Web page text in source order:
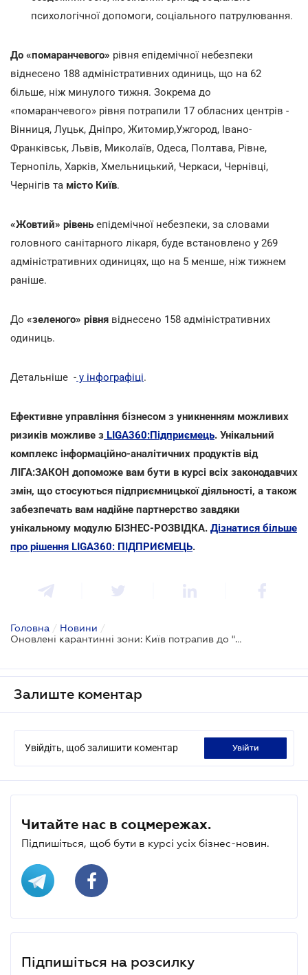
психологічної допомоги, соціального патрулювання.
До «помаранчевого» рівня епідемічної небезпеки
віднесено 188 адміністративних одиниць, що на 62
більше, ніж минулого тижня. Зокрема до
«помаранчевого» рівня потрапили 17 обласних центрів -
Вінниця, Луцьк, Дніпро, Житомир,Ужгород, Івано-
Франківськ, Львів, Миколаїв, Одеса, Полтава, Рівне,
Тернопіль, Харків, Хмельницький, Черкаси, Чернівці,
Чернігів та місто Київ.
«Жовтий» рівень епідемічної небезпеки, за словами
головного санітарного лікаря, буде встановлено у 269
адміністративних одиницях, що на 5 менше, ніж тижнем
раніше.
До «зеленого» рівня віднесено 158 адміністративних
одиниць.
Детальніше - у інфографіці.
Ефективне управління бізнесом з уникненням можливих
ризиків можливе з LIGA360:Підприємець. Унікальний
комплекс інформаційно-аналітичних продуктів від
ЛІГА:ЗАКОН допоможе вам бути в курсі всіх законодавчих
змін, що стосуються підприємницької діяльності, а також
забезпечать вам надійне партнерство завдяки
унікальному модулю БІЗНЕС-РОЗВІДКА. Дізнатися більше
про рішення LIGA360: ПІДПРИЄМЕЦЬ.
Головна / Новини /
Оновлені карантинні зони: Київ потрапив до "помаранчевої"
Залиште коментар
Увійдіть, щоб залишити коментар увійти
Читайте нас в соцмережах.
Підпишіться, щоб бути в курсі усіх бізнес-новин.
Підпишіться на розсилку